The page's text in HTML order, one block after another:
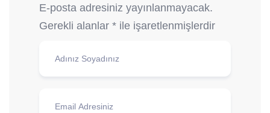
E-posta adresiniz yayınlanmayacak.
Gerekli alanlar * ile işaretlenmişlerdir